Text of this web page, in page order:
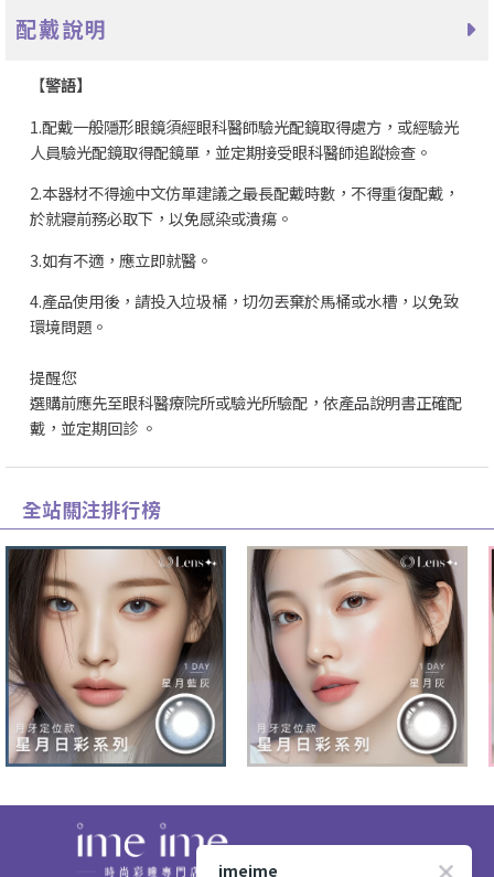
配戴說明
【警語】
1.配戴一般隱形眼鏡須經眼科醫師驗光配鏡取得處方，或經驗光
人員驗光配鏡取得配鏡單，並定期接受眼科醫師追蹤檢查。
2.本器材不得逾中文仿單建議之最長配戴時數，不得重復配戴，
於就寢前務必取下，以免感染或潰瘍。
3.如有不適，應立即就醫。
4.產品使用後，請投入垃圾桶，切勿丟棄於馬桶或水槽，以免致
環境問題。
提醒您
選購前應先至眼科醫療院所或驗光所驗配，依產品說明書正確配
戴，並定期回診 。
全站關注排行榜
imeime